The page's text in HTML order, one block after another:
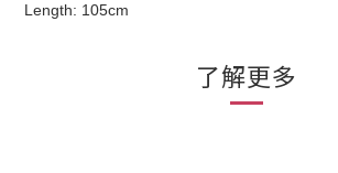
Length: 105cm
了解更多